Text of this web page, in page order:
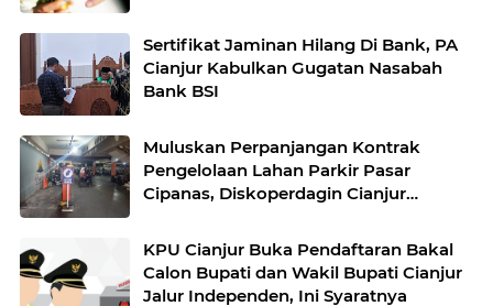
Sertifikat Jaminan Hilang Di Bank, PA
Cianjur Kabulkan Gugatan Nasabah
Bank BSI
Muluskan Perpanjangan Kontrak
Pengelolaan Lahan Parkir Pasar
Cipanas, Diskoperdagin Cianjur
KPU Cianjur Buka Pendaftaran Bakal
Calon Bupati dan Wakil Bupati Cianjur
Jalur Independen, Ini Syaratnya